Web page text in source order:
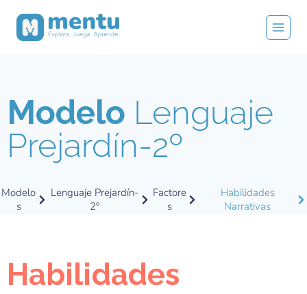
Modelo Lenguaje
Prejardín-2º
Modelo
s
Lenguaje Prejardín-
2º
Factore
s
Habilidades
Narrativas
Habilidades